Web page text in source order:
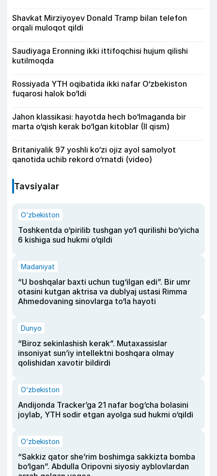
Shavkat Mirziyoyev Donald Tramp bilan telefon
orqali muloqot qildi
Saudiyaga Eronning ikki ittifoqchisi hujum qilishi
kutilmoqda
Rossiyada YTH oqibatida ikki nafar O‘zbekiston
fuqarosi halok bo‘ldi
Jahon klassikasi: hayotda hech bo‘lmaganda bir
marta o‘qish kerak bo‘lgan kitoblar (II qism)
Britaniyalik 97 yoshli ko‘zi ojiz ayol samolyot
qanotida uchib rekord o‘rnatdi (video)
Tavsiyalar
O‘zbekiston
Toshkentda o‘pirilib tushgan yo‘l qurilishi bo‘yicha
6 kishiga sud hukmi o‘qildi
Madaniyat
“U boshqalar baxti uchun tug‘ilgan edi”. Bir umr
otasini kutgan aktrisa va dublyaj ustasi Rimma
Ahmedovaning sinovlarga to‘la hayoti
Dunyo
“Biroz sekinlashish kerak”. Mutaxassislar
insoniyat sun’iy intellektni boshqara olmay
qolishidan xavotir bildirdi
O‘zbekiston
Andijonda Tracker’ga 21 nafar bog‘cha bolasini
joylab, YTH sodir etgan ayolga sud hukmi o‘qildi
O‘zbekiston
“Sakkiz qator she’rim boshimga sakkizta bomba
bo‘lgan”. Abdulla Oripovni siyosiy ayblovlardan